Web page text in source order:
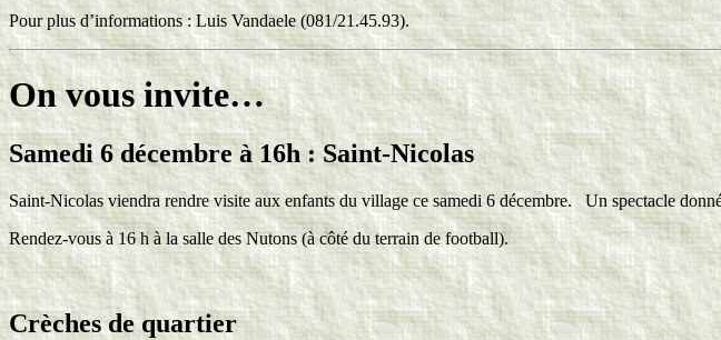
Pour plus d’informations : Luis Vandaele (081/21.45.93).
On vous invite…
Samedi 6 décembre à 16h : Saint-Nicolas
Saint-Nicolas viendra rendre visite aux enfants du village ce samedi 6 décembre. Un spectacle
Rendez-vous à 16 h à la salle des Nutons (à côté du terrain de football).
Crèches de quartier